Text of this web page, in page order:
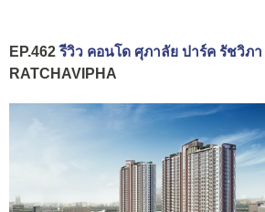
EP.462รีวิว คอนโด ศุภาลัย ปาร์ค รัชวิภา
RATCHAVIPHA